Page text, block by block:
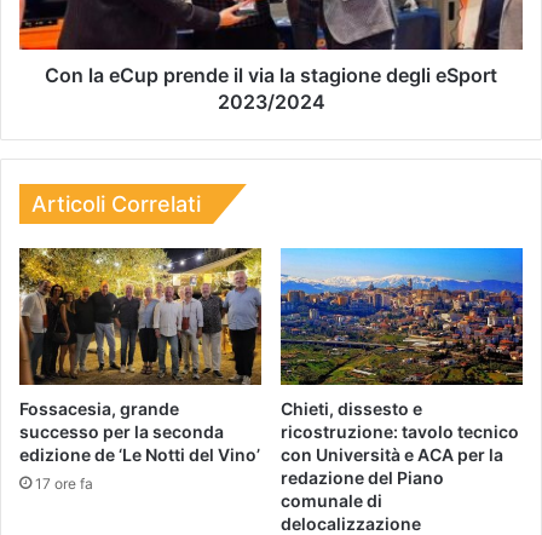
Con la eCup prende il via la stagione degli eSport
2023/2024
Articoli Correlati
Fossacesia, grande
successo per la seconda
edizione de ‘Le Notti del Vino’
17 ore fa
Chieti, dissesto e
ricostruzione: tavolo tecnico
con Università e ACA per la
redazione del Piano
comunale di
delocalizzazione